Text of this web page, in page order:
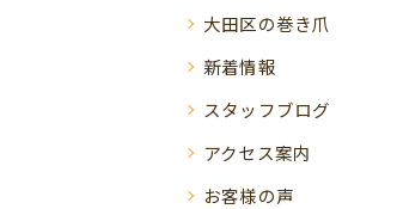
大田区の巻き爪
新着情報
スタッフブログ
アクセス案内
お客様の声